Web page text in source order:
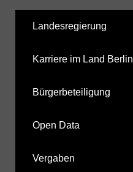
Landesregierung
Karriere im Land Berlin
Bürgerbeteiligung
Open Data
Vergaben